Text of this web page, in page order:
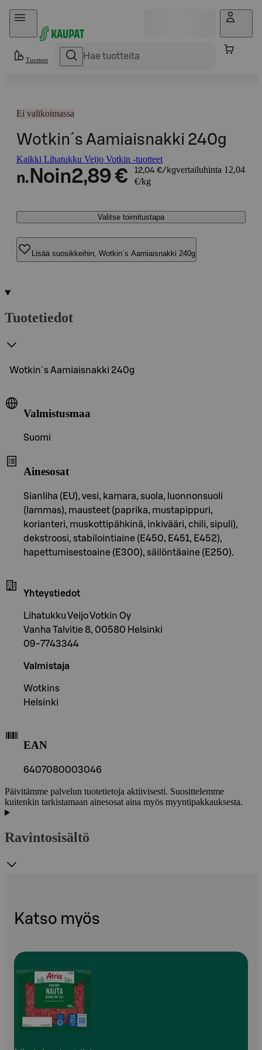
Hyppää sisältöön
Tuotteet
Ei valikoimassa
Wotkin´s Aamiaisnakki 240g
Kaikki Lihatukku Veijo Votkin -tuotteet
n. Noin2,89 € 12,04 €/kgvertailuhinta 12,04
€/kg
Valitse toimitustapa
Lisää suosikkeihin, Wotkin´s Aamiaisnakki 240g
Tuotetiedot
Wotkin´s Aamiaisnakki 240g
Valmistusmaa
Suomi
Ainesosat
Sianliha (EU), vesi, kamara, suola, luonnonsuoli
(lammas), mausteet (paprika, mustapippuri,
korianteri, muskottipähkinä, inkivääri, chili, sipuli),
dekstroosi, stabilointiaine (E450, E451, E452),
hapettumisestoaine (E300), säilöntäaine (E250).
Yhteystiedot
Lihatukku Veijo Votkin Oy
Vanha Talvitie 8, 00580 Helsinki
09-7743344
Valmistaja
Wotkins
Helsinki
EAN
6407080003046
Päivitämme palvelun tuotetietoja aktiivisesti. Suosittelemme
kuitenkin tarkistamaan ainesosat aina myös myyntipakkauksesta.
Ravintosisältö
Katso myös